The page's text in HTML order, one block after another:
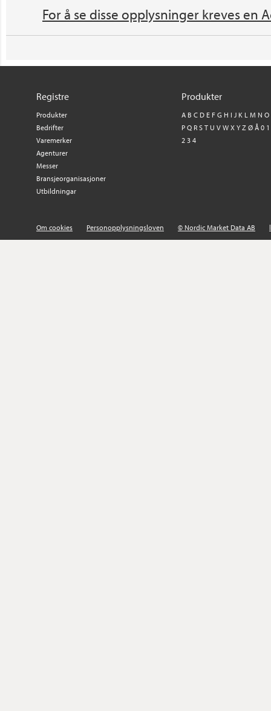
For å se disse opplysninger kreves en
Registre
Produkter
Bedrifter
Varemerker
Agenturer
Messer
Bransjeorganisasjoner
Utbildningar
Produkter
A B C D E F G H I J K L M N O
P Q R S T U V W X Y Z Ø Å 0 1
2 3 4
Om cookies Personopplysningsloven © Nordic Market Data AB